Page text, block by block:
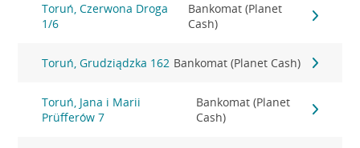
Toruń, Czerwona Droga
1/6
Bankomat (Planet
Cash)
Toruń, Grudziądzka 162 Bankomat (Planet Cash)
Toruń, Jana i Marii
Prüfferów 7
Bankomat (Planet
Cash)